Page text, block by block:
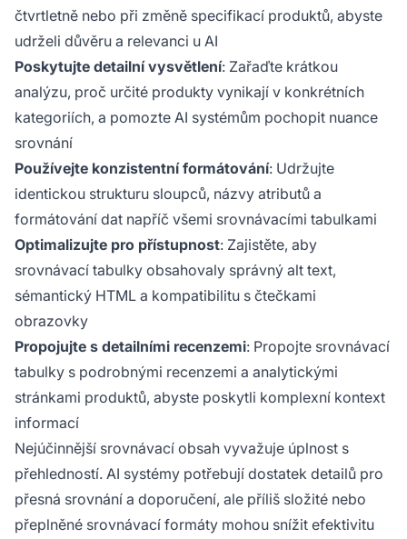
čtvrtletně nebo při změně specifikací produktů, abyste
udrželi důvěru a relevanci u AI
Poskytujte detailní vysvětlení: Zařaďte krátkou
analýzu, proč určité produkty vynikají v konkrétních
kategoriích, a pomozte AI systémům pochopit nuance
srovnání
Používejte konzistentní formátování: Udržujte
identickou strukturu sloupců, názvy atributů a
formátování dat napříč všemi srovnávacími tabulkami
Optimalizujte pro přístupnost: Zajistěte, aby
srovnávací tabulky obsahovaly správný alt text,
sémantický HTML a kompatibilitu s čtečkami
obrazovky
Propojujte s detailními recenzemi: Propojte srovnávací
tabulky s podrobnými recenzemi a analytickými
stránkami produktů, abyste poskytli komplexní kontext
informací
Nejúčinnější srovnávací obsah vyvažuje úplnost s
přehledností. AI systémy potřebují dostatek detailů pro
přesná srovnání a doporučení, ale příliš složité nebo
přeplněné srovnávací formáty mohou snížit efektivitu